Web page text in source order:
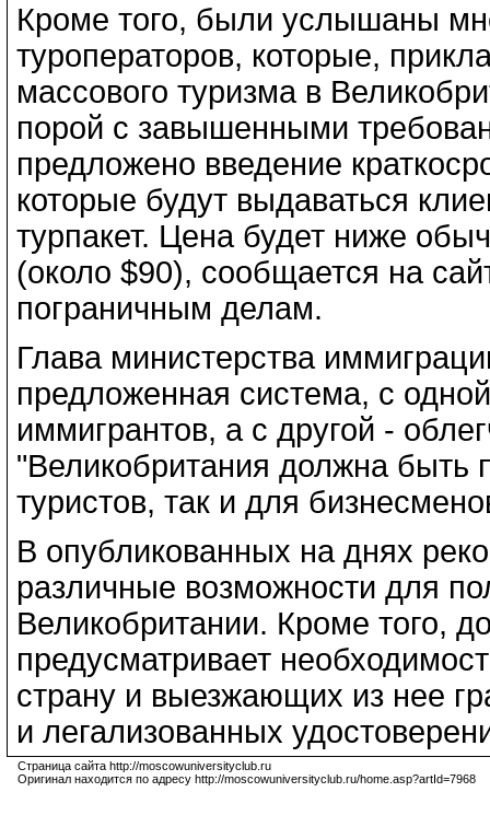
Кроме того, были услышаны
туроператоров, которые,
массового туризма в
порой с завышенными
предложено введение
которые будут выдаваться
турпакет. Цена будет ниже
(около $90), сообщается на
пограничным делам.
Глава министерства
предложенная система, с
иммигрантов, а с другой -
"Великобритания должна быть
туристов, так и для
В опубликованных на днях
различные возможности для
Великобритании. Кроме того,
предусматривает
страну и выезжающих из нее
и легализованных
Страница сайта http://moscowuniversityclub.ru
Оригинал находится по адресу http://moscowuniversityclub.ru/home.asp?artId=7968